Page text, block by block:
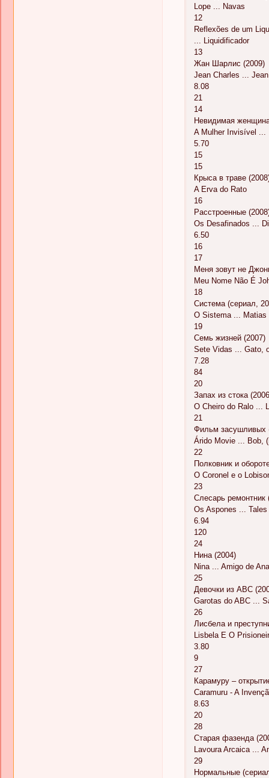
Lope ... Navas
12
Reflexões de um
... Liquidificador
13
Жан Шарлис (2009)
Jean Charles ...
8.08
21
14
Невидимая
A Mulher Invisível ...
5.70
15
15
Крыса в траве
A Erva do Rato
16
Расстроенные
Os Desafinados ...
6.50
16
17
Меня зовут не
Meu Nome Não É
18
Система (сериал,
O Sistema ... Matias
19
Семь жизней (2007)
Sete Vidas ... Gato,
7.28
84
20
Запах из стока
O Cheiro do Ralo ...
21
Фильм засушливых
Árido Movie ... Bob,
22
Полковник и
O Coronel e o
23
Слесарь ремонтник
Os Aspones ... Tales
6.94
120
24
Нина (2004)
Nina ... Amigo de
25
Девочки из ABC
Garotas do ABC ...
26
Лисбела и
Lisbela E O
3.80
9
27
Карамуру –
Caramuru - A
8.63
20
28
Старая фазенда
Lavoura Arcaica ...
29
Нормальные